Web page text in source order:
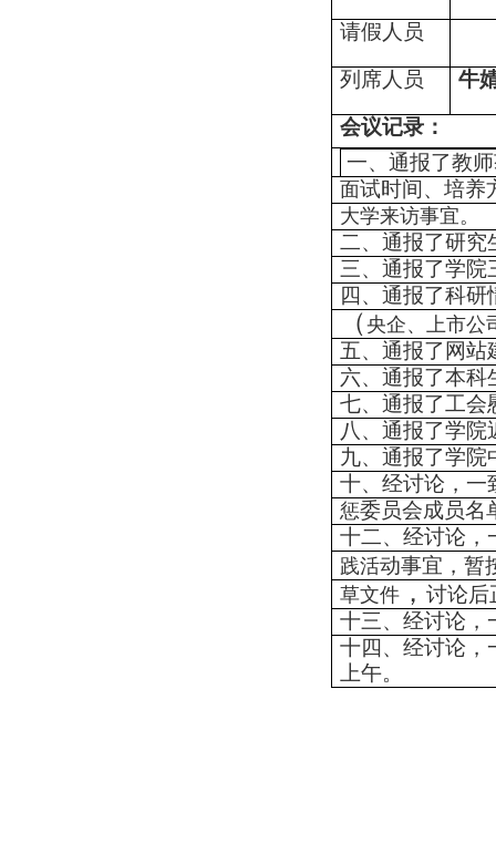
请假人员
列席人员 牛
会议记录：
一、通报了教
面试时间、培养
大学来访事宜。
二、通报了研究
三、通报了学院
四、通报了科
（ 央企、 上市公
五、通报了网站
六、通报了本科
七、通报了工会
八、通报了学
九、通报了学院
十、经讨论，一
惩委员会成员名
十二、经讨论，
践活动事宜，暂
草文件， 讨论后
十三、经讨论，
十四、经讨论，
上午。